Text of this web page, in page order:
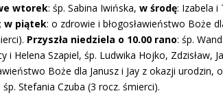
wtorek: śp. Sabina Iwińska,w środę: Izabela i
w piątek: o zdrowie i błogosławieństwo Boże
Przyszła niedziela o 10.00 rano: śp.
i Helena Szapiel, śp. Ludwika Hojko, Zdzisław,
Boże dla Janusz i Jay z okazji
Stefania Czuba (3 rocz. śmierci).